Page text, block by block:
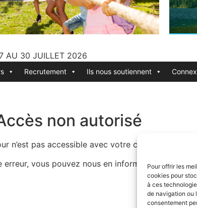
Pour offrir les
cookies pour
à ces
de navigation ou
consentement
AU 30 JUILLET 2026
Recrutement Ils nous soutiennent
non autorisé
n’est pas accessible avec votre compte.
erreur, vous pouvez nous en informer via le